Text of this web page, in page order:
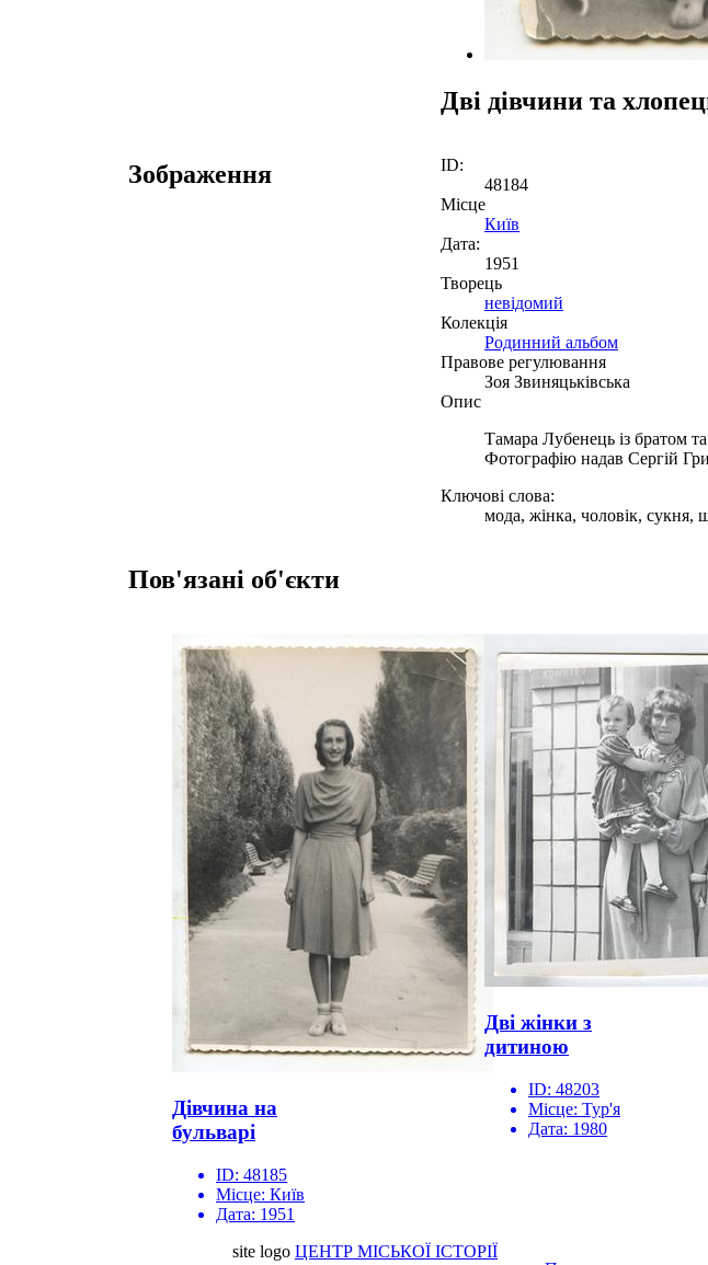
Дві дівчини та
Зображення
ID:
48184
Місце
Київ
Дата:
1951
Творець
невідомий
Колекція
Родинний альбом
Правове регулювання
Зоя Звиняцьківська
Опис
Тамара Лубенець із братом
Фотографію надав Сергій
Ключові слова:
мода, жінка, чоловік, сукня,
Пов'язані об'єкти
Дівчина на
бульварі
ID: 48185
Місце: Київ
Дата: 1951
Дві жінки з
дитиною
ID: 48203
Місце: Тур'я
Дата: 1980
site logo ЦЕНТР МІСЬКОЇ ІСТОРІЇ